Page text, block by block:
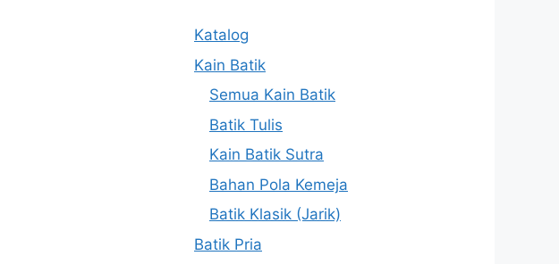
Katalog
Kain Batik
Semua Kain Batik
Batik Tulis
Kain Batik Sutra
Bahan Pola Kemeja
Batik Klasik (Jarik)
Batik Pria